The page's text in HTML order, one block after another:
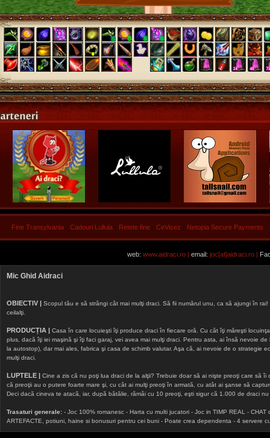
Fine Transylvania Cadouri Lullula Retete fine CeVisez Netopia Secure Payments
web: www.aidraci.ro | email: joc[at]aidraci.ro |
Mic Ghid Aidraci
OBIECTIV | Scopul tău e să strângi cât mai mulţi draci. Să fii numărul unu, ca să ajungi în
ceilalţi.
PRODUCȚIA | Casa în care locuieşti îţi produce draci în fiecare oră. Cu cât îţi măreşti
plus, dacă îţi iei maşină şi îţi faci garaj, vei avea mai mulţi draci. Pentru asta, ai însă nevoie
la autostop), dar mai ales, fabrica şi casa de schimb valutar. Aşa că, ai nevoie de o strategie
mulţi draci.
LUPTELE | Cine a zis că nu poţi lua draci de la alţii? Trebuie doar să ai nişte preoţi care să
că preoţii au o putere foarte mare şi, cu cât ai mulţi preoţi în armată, cu atât ai şanse să
Deci dacă cineva te atacă, iar, după bătălie, rămâi cu 10 preoţi, eşti sigur că 1.000 de draci
Trasaturi generale: - Joc 100% romanesc - Harta cu multi jucatori - Joc in TIMP REAL -
ARTEFACTE, potiuni, haine si bonusuri pentru cei buni - Poate crea dependenta - 4 servere